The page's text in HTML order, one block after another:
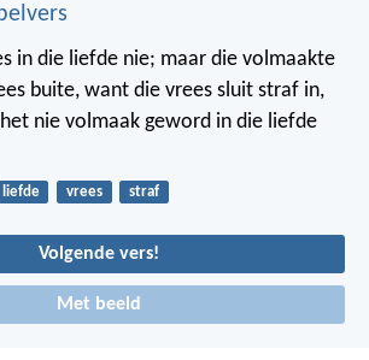
in die liefde nie; maar die volmaakte
buite, want die vrees sluit straf in,
nie volmaak geword in die liefde
liefde vrees straf
Volgende vers!
Met beeld